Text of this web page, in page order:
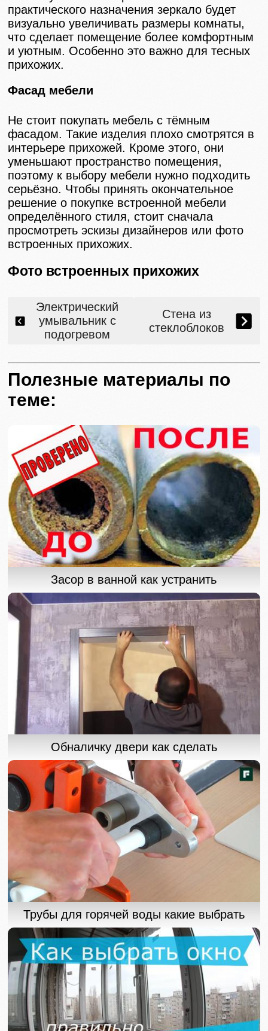
практического назначения зеркало будет
визуально увеличивать размеры комнаты,
что сделает помещение более комфортным
и уютным. Особенно это важно для тесных
прихожих.
Фасад мебели
Не стоит покупать мебель с тёмным
фасадом. Такие изделия плохо смотрятся в
интерьере прихожей. Кроме этого, они
уменьшают пространство помещения,
поэтому к выбору мебели нужно подходить
серьёзно. Чтобы принять окончательное
решение о покупке встроенной мебели
определённого стиля, стоит сначала
просмотреть эскизы дизайнеров или фото
встроенных прихожих.
Фото встроенных прихожих
Электрический
умывальник с
подогревом
Стена из
стеклоблоков
Полезные материалы по
теме:
Засор в ванной как устранить
Обналичку двери как сделать
Трубы для горячей воды какие выбрать